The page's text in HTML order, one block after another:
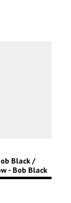
Black /
- Bob Black